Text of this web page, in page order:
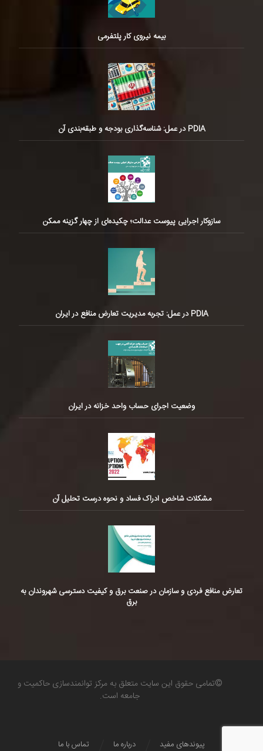
بیمه نیروی کار پلتفرمی
PDIA در عمل: شناسه‌گذاری بودجه و طبقه‌بندی آن
سازوکار اجرایی پیوست عدالت؛ چکیده‌ای از چهار گزینه ممکن
PDIA در عمل: تجربه مدیریت تعارض منافع در ایران
وضعیت اجرای حساب واحد خزانه در ایران
مشکلات شاخص ادراک فساد و نحوه درست تحلیل آن
تعارض منافع فردی و سازمان در صنعت برق و کیفیت دسترسی شهروندان به
برق
©تمامی حقوق این سایت متعلق به مرکز توانمندسازی حاکمیت و
جامعه است.
تماس با ما درباره ما پیوندهای مفید